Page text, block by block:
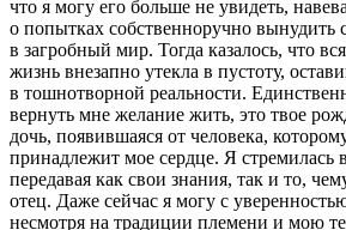
что я могу его больше не увидеть,
о попытках собственноручно вынудить
в загробный мир. Тогда казалось, что
жизнь внезапно утекла в пустоту,
в тошнотворной реальности.
вернуть мне желание жить, это твое
дочь, появившаяся от человека,
принадлежит мое сердце. Я стремилась
передавая как свои знания, так и то,
отец. Даже сейчас я могу с
несмотря на традиции племени и мою